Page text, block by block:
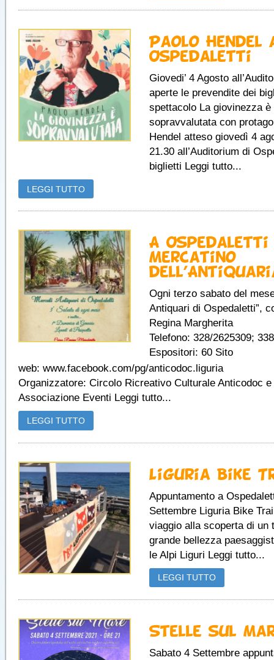
Paolo Hendel
Ospedaletti
Giovedi’ 4 Agosto
aperte le prevendite dei
spettacolo La giovinezza è
sopravvalutata con
Hendel atteso giovedì 4
21.30 all’Auditorium di
biglietti Leggi tutto...
LEGGI TUTTO
A
Mercatino
Ogni terzo sabato del
Antiquari di Ospedaletti”,
Regina Margherita
Telefono: 328/2625309;
Espositori: 60 Sito
web: www.facebook.com/pg/anticodoc.liguria
Organizzatore: Circolo Ricreativo Culturale Anticodoc e
Associazione Eventi Leggi tutto...
LEGGI TUTTO
Liguria Bike
Appuntamento a
Settembre Liguria Bike
viaggio alla scoperta di un
grande bellezza
le Alpi Liguri Leggi tutto...
LEGGI TUTTO
Stelle sul
Sabato 4 Settembre